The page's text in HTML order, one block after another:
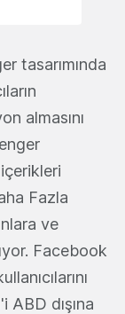
tasarımında
almasını
Fazla
ve
Facebook
dışına